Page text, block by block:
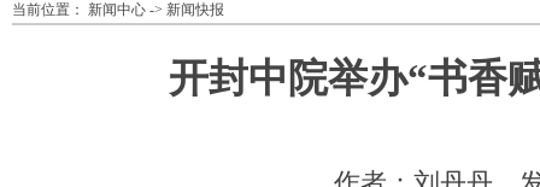
当前位置： 新闻中心 -> 新闻快报
开封中院举办“书香